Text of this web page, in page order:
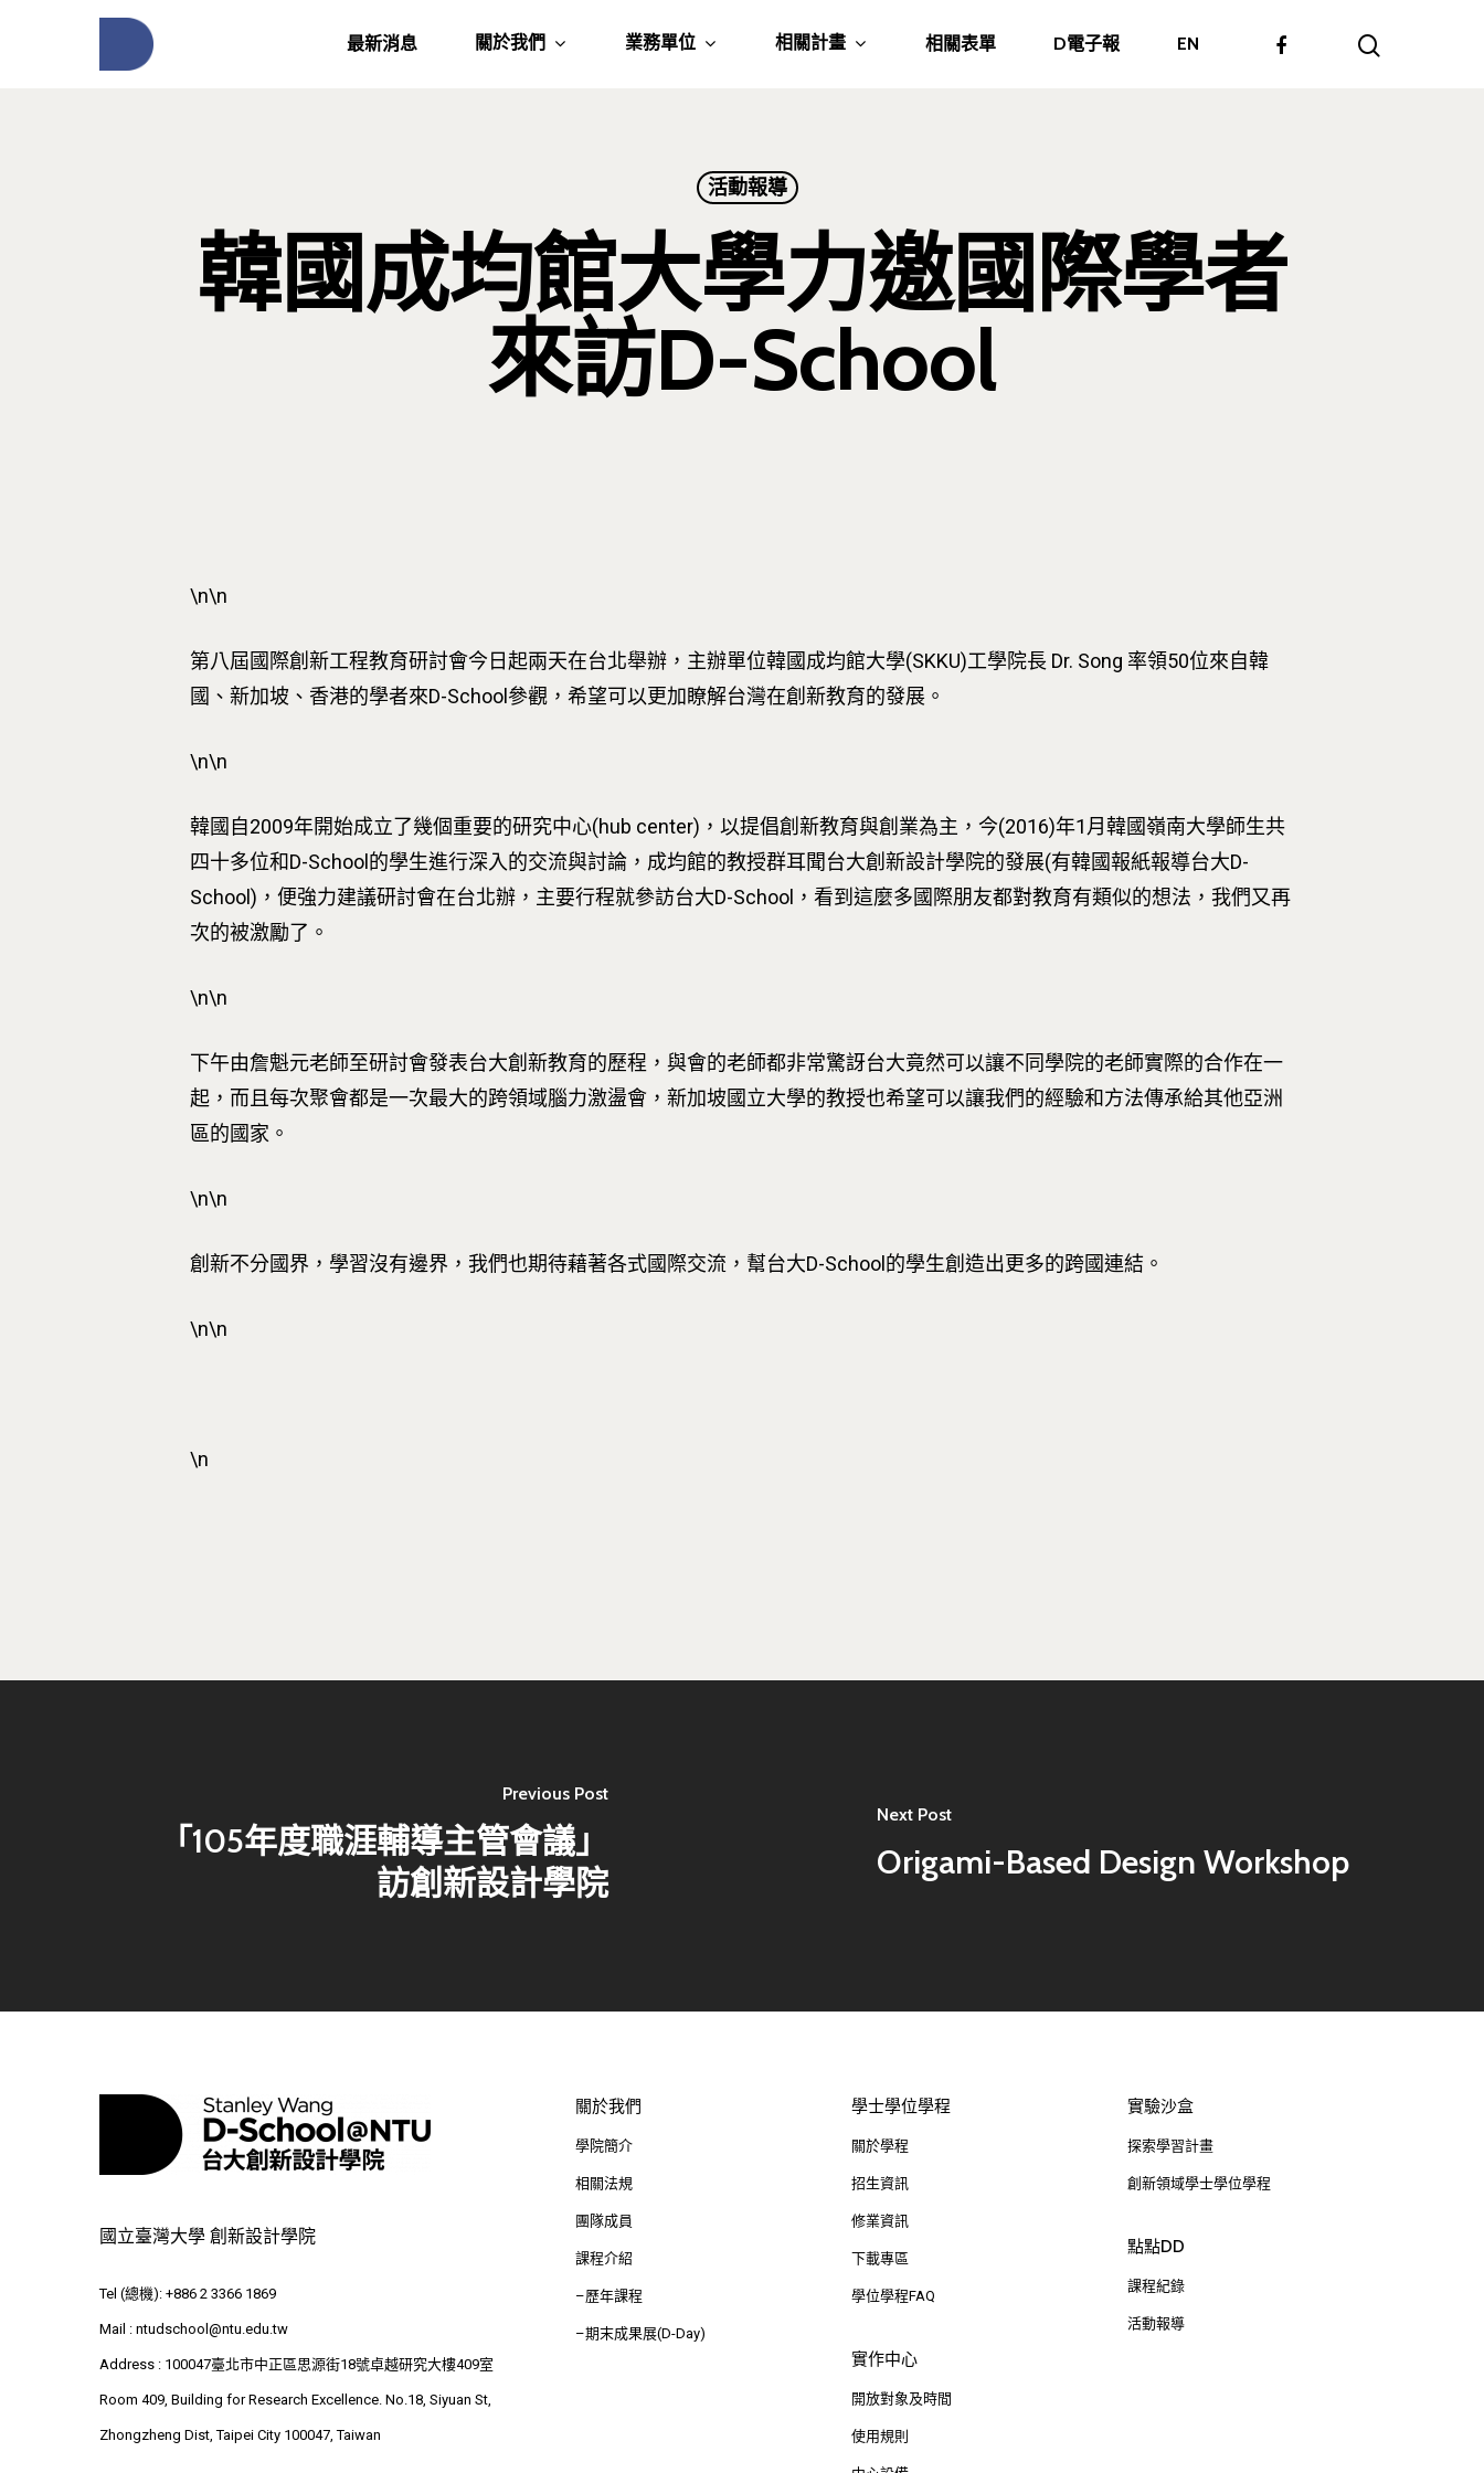
最新消息 關於我們 業務單位 相關計畫 相關表單 D電子報 EN
活動報導
韓國成均館大學力邀國際學者
來訪D-School
\n\n
第八屆國際創新工程教育研討會今日起兩天在台北舉辦，主辦單位韓國成均館大學(SKKU)工學院長 Dr. Song 率領50位來自韓
國、新加坡、香港的學者來D-School參觀，希望可以更加瞭解台灣在創新教育的發展。
\n\n
韓國自2009年開始成立了幾個重要的研究中心(hub center)，以提倡創新教育與創業為主，今(2016)年1月韓國嶺南大學師生共
四十多位和D-School的學生進行深入的交流與討論，成均館的教授群耳聞台大創新設計學院的發展(有韓國報紙報導台大D-
School)，便強力建議研討會在台北辦，主要行程就參訪台大D-School，看到這麼多國際朋友都對教育有類似的想法，我們又再
次的被激勵了。
\n\n
下午由詹魁元老師至研討會發表台大創新教育的歷程，與會的老師都非常驚訝台大竟然可以讓不同學院的老師實際的合作在一
起，而且每次聚會都是一次最大的跨領域腦力激盪會，新加坡國立大學的教授也希望可以讓我們的經驗和方法傳承給其他亞洲
區的國家。
\n\n
創新不分國界，學習沒有邊界，我們也期待藉著各式國際交流，幫台大D-School的學生創造出更多的跨國連結。
\n\n
\n
Previous Post
「105年度職涯輔導主管會議」
訪創新設計學院
Next Post
Origami-Based Design Workshop
國立臺灣大學 創新設計學院
Tel (總機): +886 2 3366 1869
Mail : ntudschool@ntu.edu.tw
Address : 100047臺北市中正區思源街18號卓越研究大樓409室
Room 409, Building for Research Excellence. No.18, Siyuan St,
Zhongzheng Dist, Taipei City 100047, Taiwan
關於我們
學院簡介
相關法規
團隊成員
課程介紹
–歷年課程
–期末成果展(D-Day)
學士學位學程
關於學程
招生資訊
修業資訊
下載專區
學位學程FAQ
實作中心
開放對象及時間
使用規則
實驗沙盒
探索學習計畫
創新領域學士學位學程
點點DD
課程紀錄
活動報導